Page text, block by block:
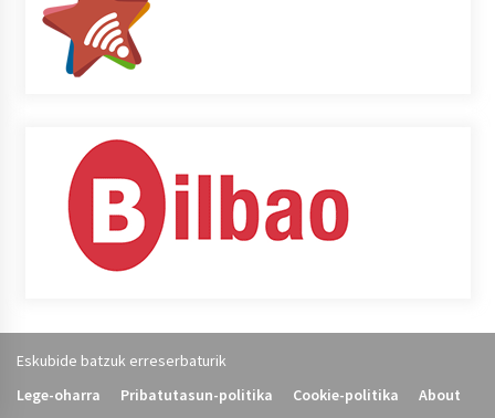
Eskubide batzuk erreserbaturik
Lege-oharra
Pribatutasun-politika Cookie-politika About